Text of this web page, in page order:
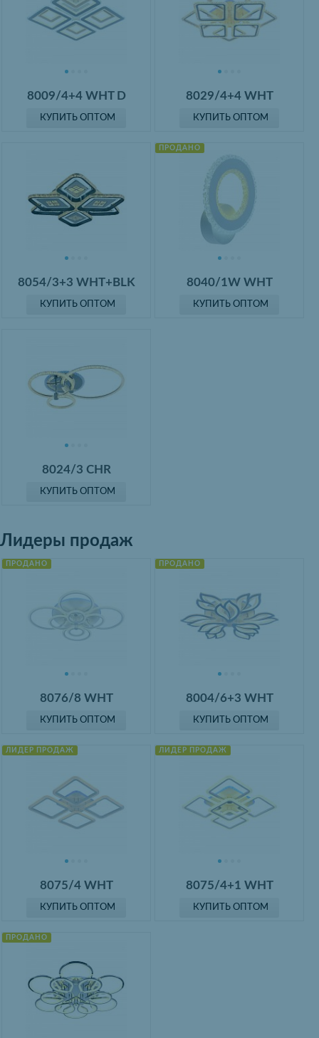
8009/4+4 WHT D
КУПИТЬ ОПТОМ
8029/4+4 WHT
КУПИТЬ ОПТОМ
8054/3+3 WHT+BLK
КУПИТЬ ОПТОМ
ПРОДАНО
8040/1W WHT
КУПИТЬ ОПТОМ
8024/3 CHR
КУПИТЬ ОПТОМ
Лидеры продаж
ПРОДАНО
8076/8 WHT
КУПИТЬ ОПТОМ
ПРОДАНО
8004/6+3 WHT
КУПИТЬ ОПТОМ
ЛИДЕР ПРОДАЖ
8075/4 WHT
КУПИТЬ ОПТОМ
ЛИДЕР ПРОДАЖ
8075/4+1 WHT
КУПИТЬ ОПТОМ
ПРОДАНО